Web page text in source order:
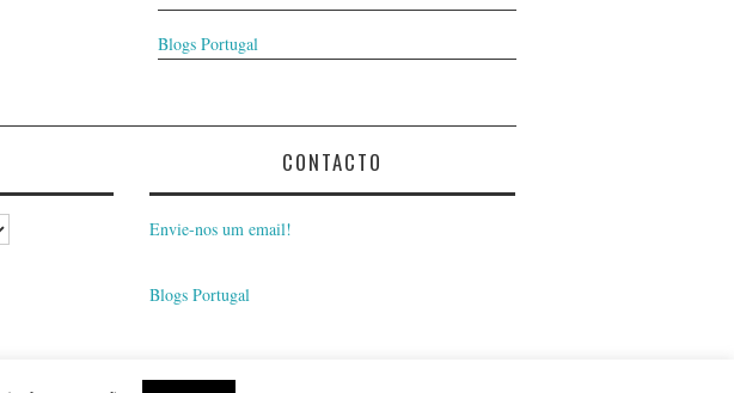
Blogs Portugal
CONTACTO
Envie-nos um email!
Blogs Portugal